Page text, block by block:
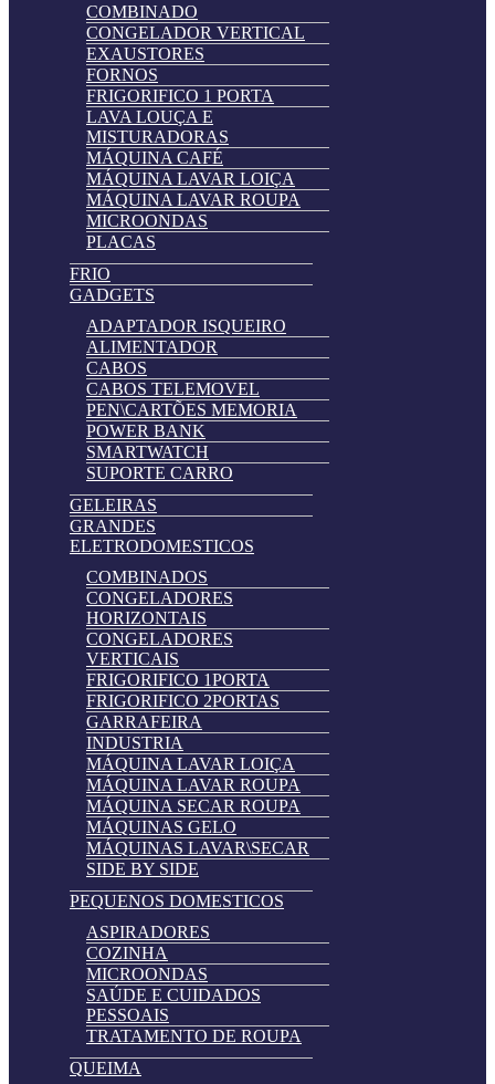
COMBINADO
CONGELADOR VERTICAL
EXAUSTORES
FORNOS
FRIGORIFICO 1 PORTA
LAVA LOUÇA E
MISTURADORAS
MÁQUINA CAFÉ
MÁQUINA LAVAR LOIÇA
MÁQUINA LAVAR ROUPA
MICROONDAS
PLACAS
FRIO
GADGETS
ADAPTADOR ISQUEIRO
ALIMENTADOR
CABOS
CABOS TELEMOVEL
PEN\CARTÕES MEMORIA
POWER BANK
SMARTWATCH
SUPORTE CARRO
GELEIRAS
GRANDES
ELETRODOMESTICOS
COMBINADOS
CONGELADORES
HORIZONTAIS
CONGELADORES
VERTICAIS
FRIGORIFICO 1PORTA
FRIGORIFICO 2PORTAS
GARRAFEIRA
INDUSTRIA
MÁQUINA LAVAR LOIÇA
MÁQUINA LAVAR ROUPA
MÁQUINA SECAR ROUPA
MÁQUINAS GELO
MÁQUINAS LAVAR\SECAR
SIDE BY SIDE
PEQUENOS DOMESTICOS
ASPIRADORES
COZINHA
MICROONDAS
SAÚDE E CUIDADOS
PESSOAIS
TRATAMENTO DE ROUPA
QUEIMA